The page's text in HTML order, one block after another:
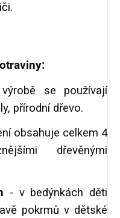
se používají
přírodní dřevo.
obsahuje celkem 4
dřevěnými
- v bedýnkách děti
pokrmů v dětské